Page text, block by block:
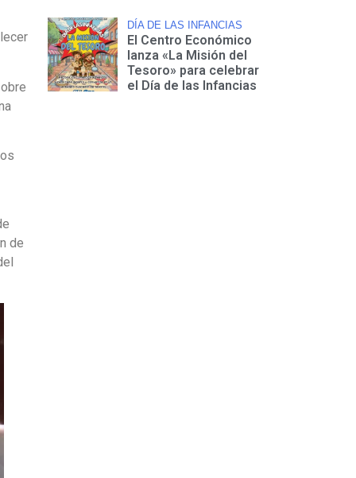
de
DÍA DE LAS INFANCIAS
El Centro Económico
lanza «La Misión del
Tesoro» para celebrar
el Día de las Infancias